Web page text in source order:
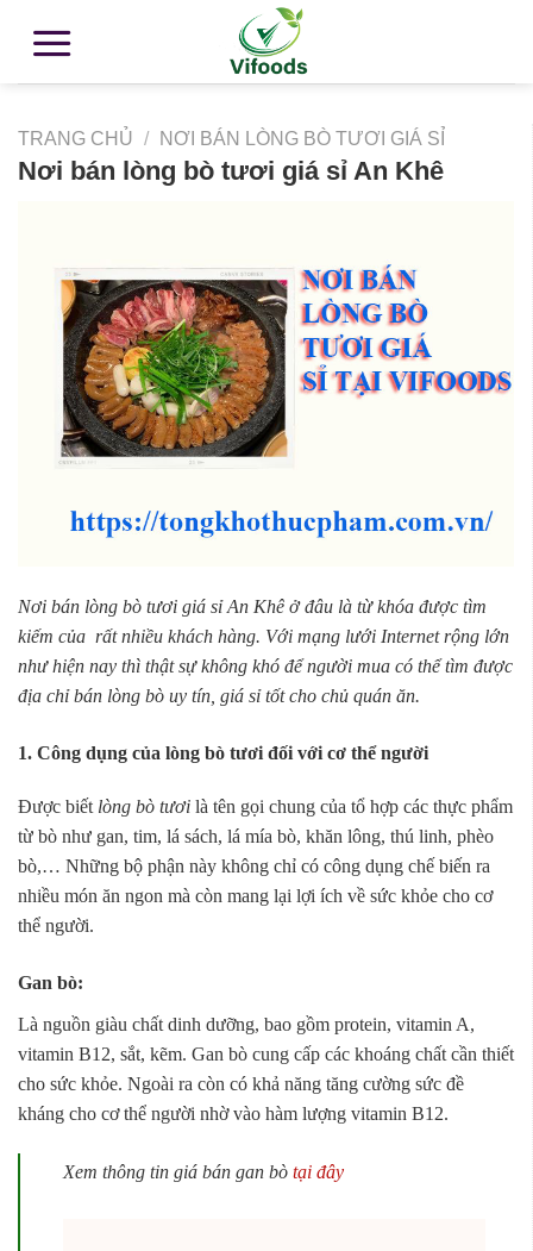
TRANG CHỦ / NƠI BÁN LÒNG BÒ TƯƠI GIÁ SỈ
Nơi bán lòng bò tươi giá sỉ An Khê
Nơi bán lòng bò tươi giá sỉ An Khê ở đâu là từ khóa được tìm
kiếm của rất nhiều khách hàng. Với mạng lưới Internet rộng lớn
như hiện nay thì thật sự không khó để người mua có thể tìm được
địa chỉ bán lòng bò uy tín, giá sỉ tốt cho chủ quán ăn.
1. Công dụng của lòng bò tươi đối với cơ thể người
Được biết lòng bò tươi là tên gọi chung của tổ hợp các thực phẩm
từ bò như gan, tim, lá sách, lá mía bò, khăn lông, thú linh, phèo
bò,… Những bộ phận này không chỉ có công dụng chế biến ra
nhiều món ăn ngon mà còn mang lại lợi ích về sức khỏe cho cơ
thể người.
Gan bò:
Là nguồn giàu chất dinh dưỡng, bao gồm protein, vitamin A,
vitamin B12, sắt, kẽm. Gan bò cung cấp các khoáng chất cần thiết
cho sức khỏe. Ngoài ra còn có khả năng tăng cường sức đề
kháng cho cơ thể người nhờ vào hàm lượng vitamin B12.
Xem thông tin giá bán gan bò tại đây